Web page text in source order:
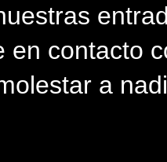
en contacto
a